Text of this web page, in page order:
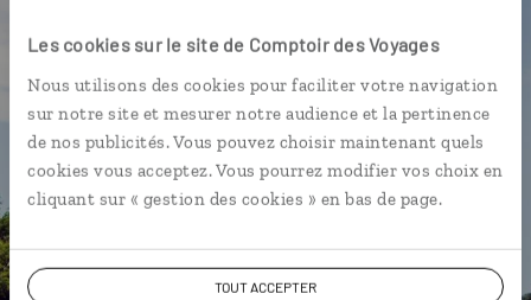
Les cookies sur le site de Comptoir des Voyages
Nous utilisons des cookies pour faciliter votre navigation
sur notre site et mesurer notre audience et la pertinence
de nos publicités. Vous pouvez choisir maintenant quels
cookies vous acceptez. Vous pourrez modifier vos choix en
cliquant sur « gestion des cookies » en bas de page.
TOUT ACCEPTER
Malacca Mosquée Masjid Negara
Aurélie,
spécialiste Malaisie
Suivez vos envies et demandez conseils à nos